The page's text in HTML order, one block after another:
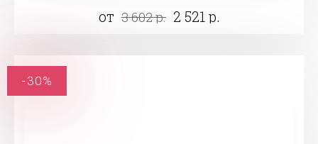
от 3 602 р. 2 521 р.
-30%